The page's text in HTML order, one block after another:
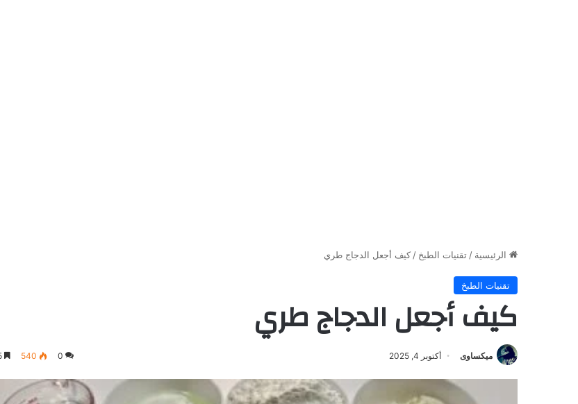
الرئيسية / تقنيات الطبخ / كيف أجعل الدجاج طري
تقنيات الطبخ
كيف أجعل الدجاج طري
ميكساوى أكتوبر 4, 2025 0
540